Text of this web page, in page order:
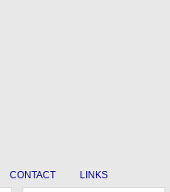
CONTACT LINKS